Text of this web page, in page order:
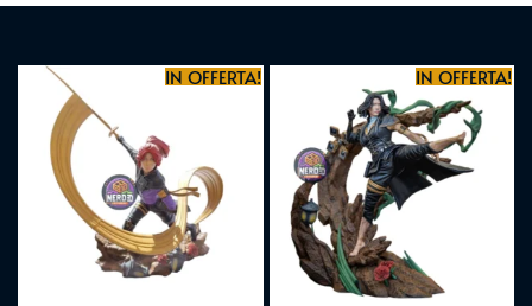
IN OFFERTA! IN OFFERTA!